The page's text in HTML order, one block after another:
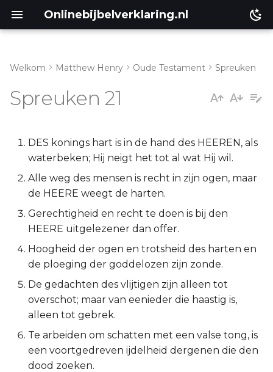
Onlinebijbelverklaring.nl
Spreuken 21:2
Spreuken 21:3
Spreuken 21:4
Spreuken 21:6
Spreuken 21:7
Spreuken 21:8
Spreuken 21:9
Spreuken 21:10
Markus
Lukas
Johannes
Romeinen
1 Korinthe
2 Korinthe
Galaten
Éfeze
Welkom Matthew Henry Oude Testament Spreuken
Spreuken 21
DES konings hart is in de hand des HEEREN, als
waterbeken; Hij neigt het tot al wat Hij wil.
Alle weg des mensen is recht in zijn ogen, maar
de HEERE weegt de harten.
Gerechtigheid en recht te doen is bij den
HEERE uitgelezener dan offer.
Hoogheid der ogen en trotsheid des harten en
de ploeging der goddelozen zijn zonde.
De gedachten des vlijtigen zijn alleen tot
overschot; maar van eenieder die haastig is,
alleen tot gebrek.
Te arbeiden om schatten met een valse tong, is
een voortgedreven ijdelheid dergenen die den
dood zoeken.